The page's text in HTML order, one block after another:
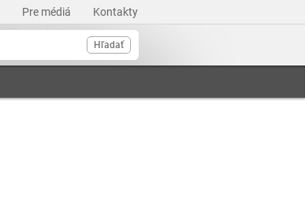
Pre médiá Kontakty
Hľadať